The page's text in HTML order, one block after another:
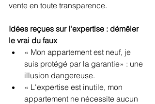
vente en toute transparence.
Idées reçues sur l'expertise : démêler
le vrai du faux
« Mon appartement est neuf, je
suis protégé par la garantie» : une
illusion dangereuse.
« L'expertise est inutile, mon
appartement ne nécessite aucun